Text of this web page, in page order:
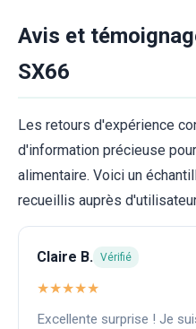
Avis et
SX66
Les retours d'expérience
d'information précieuse
alimentaire. Voici un
recueillis auprès
Claire B. Vérifié
★★★★★
Excellente surprise ! Je